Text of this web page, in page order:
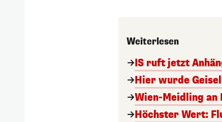
Weiterlesen
IS ruft jetzt
Hier wurde
Wien-Meidling
Höchster Wert: